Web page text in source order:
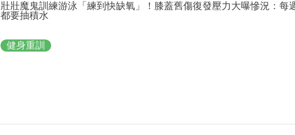
壯壯魔鬼訓練游泳「練到快缺氧」！膝蓋舊傷復發壓力大曝慘況：每
都要抽積水
健身重訓